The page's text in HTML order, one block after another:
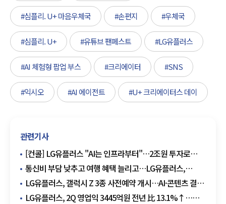
#심플리. U+ 마음우체국 #손편지 #우체국
#심플리. U+ #유튜브 팬페스트 #LG유플러스
#AI 체험형 팝업 부스 #크리에이터 #SNS
#익시오 #AI 에이전트 #U+ 크리에이터스 데이
관련기사
[컨콜] LG유플러스 "AI는 인프라부터"…2조원 투자로
AIDC 사업 속도
통신비 부담 낮추고 여행 혜택 늘리고…LG유플러스,
민생안정 후속 지원 나선다
LG유플러스, 갤럭시 Z 3종 사전예약 개시…AI·콘텐츠 결합
서비스 선봬
LG유플러스, 2Q 영업익 3445억원 전년 比 13.1%↑…